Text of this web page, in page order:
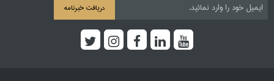
دریافت خبرنامه